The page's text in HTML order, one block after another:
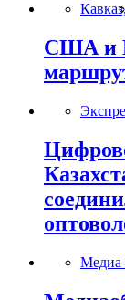
США и
Медиа